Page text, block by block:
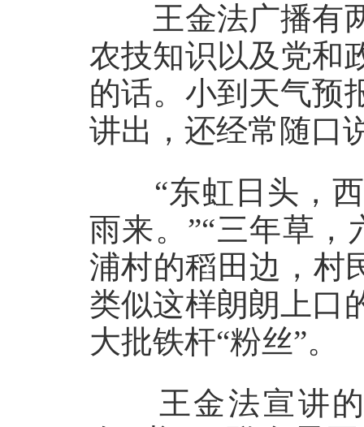
王金法广播有两
农技知识以及党和
的话。小到天气预
讲出，还经常随口
“东虹日头，西
雨来。”“三年草
浦村的稻田边，村
类似这样朗朗上口
大批铁杆“粉丝”。
王金法宣讲的